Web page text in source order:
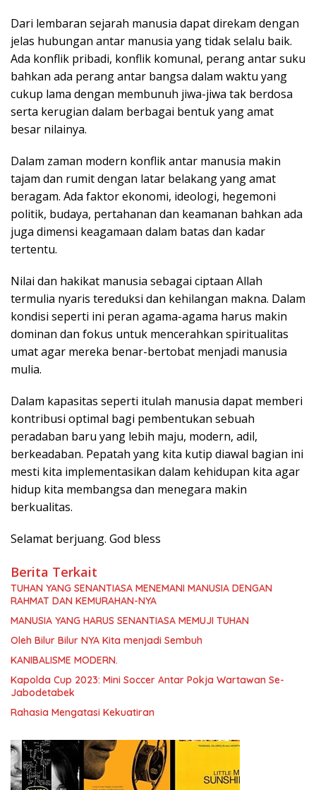
Dari lembaran sejarah manusia dapat direkam dengan
jelas hubungan antar manusia yang tidak selalu baik.
Ada konflik pribadi, konflik komunal, perang antar suku
bahkan ada perang antar bangsa dalam waktu yang
cukup lama dengan membunuh jiwa-jiwa tak berdosa
serta kerugian dalam berbagai bentuk yang amat
besar nilainya.
Dalam zaman modern konflik antar manusia makin
tajam dan rumit dengan latar belakang yang amat
beragam. Ada faktor ekonomi, ideologi, hegemoni
politik, budaya, pertahanan dan keamanan bahkan ada
juga dimensi keagamaan dalam batas dan kadar
tertentu.
Nilai dan hakikat manusia sebagai ciptaan Allah
termulia nyaris tereduksi dan kehilangan makna. Dalam
kondisi seperti ini peran agama-agama harus makin
dominan dan fokus untuk mencerahkan spiritualitas
umat agar mereka benar-bertobat menjadi manusia
mulia.
Dalam kapasitas seperti itulah manusia dapat memberi
kontribusi optimal bagi pembentukan sebuah
peradaban baru yang lebih maju, modern, adil,
berkeadaban. Pepatah yang kita kutip diawal bagian ini
mesti kita implementasikan dalam kehidupan kita agar
hidup kita membangsa dan menegara makin
berkualitas.
Selamat berjuang. God bless
Berita Terkait
TUHAN YANG SENANTIASA MENEMANI MANUSIA DENGAN
RAHMAT DAN KEMURAHAN-NYA
MANUSIA YANG HARUS SENANTIASA MEMUJI TUHAN
Oleh Bilur Bilur NYA Kita menjadi Sembuh
KANIBALISME MODERN.
Kapolda Cup 2023: Mini Soccer Antar Pokja Wartawan Se-
Jabodetabek
Rahasia Mengatasi Kekuatiran